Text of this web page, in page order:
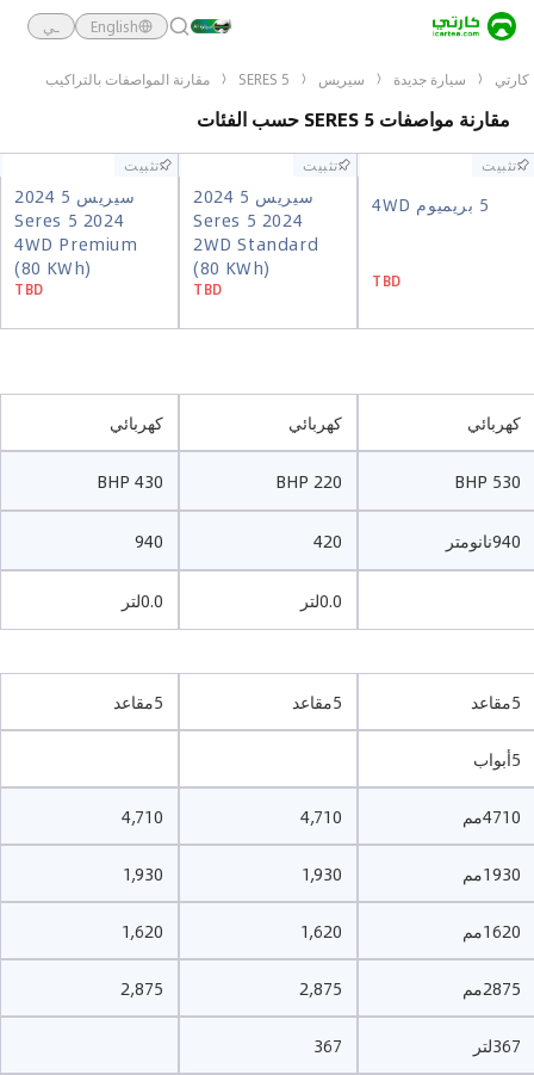
English ـي
كارتي سيارة جديدة سيريس SERES 5 مقارنة المواصفات بالتراكيب
مقارنة مواصفات SERES 5 حسب الفئات
تثبيت
5 بريميوم 4WD
TBD
تثبيت
سيريس 5 2024
Seres 5 2024
2WD Standard
(80 KWh)
TBD
تثبيت
سيريس 5 2024
Seres 5 2024
4WD Premium
(80 KWh)
TBD
سيريس 5 2024
Seres 5 2024
2WD Standard
(80 KWh)
سيريس 5 2024
Seres 5 2024
4WD Premium
(80 KWh)
كهربائي كهربائي كهربائي
530 BHP
220 BHP
430 BHP
940نانومتر 420
940
0.0لتر 0.0لتر
5مقاعد 5مقاعد 5مقاعد
5أبواب
4710مم 4,710
4,710
1930مم 1,930
1,930
1620مم 1,620
1,620
2875مم 2,875
2,875
367لتر 367